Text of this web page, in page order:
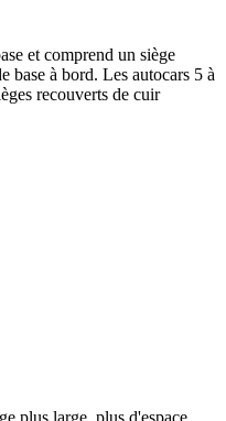
et comprend un siège
base à bord. Les autocars 5 à
recouverts de cuir
plus large, plus d'espace